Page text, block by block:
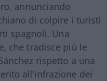
annunciando
di colpire i turisti
spagnoli. Una
che tradisce più le
rispetto a una
all’infrazione dei